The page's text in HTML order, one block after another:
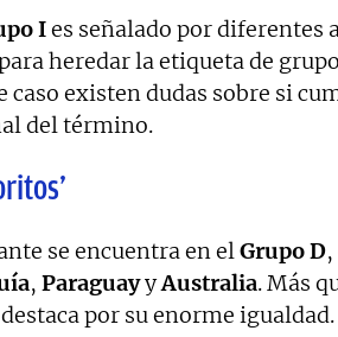
Ies señalado por diferentes
heredar la etiqueta de
caso existen dudas sobre si
del término.
se encuentra en elGrupo D
, ParaguayyAustralia. Más
por su enorme igualdad.